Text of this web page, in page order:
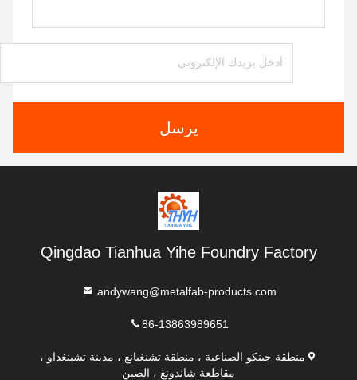
يرسل
Qingdao Tianhua Yihe Foundry Factory
andywang@metalfab-products.com
86-13863989651
منطقة جينكو الصناعية ، منطقة تشنغيانغ ، مدينة تشينغداو ،
مقاطعة شاندونغ ، الصين